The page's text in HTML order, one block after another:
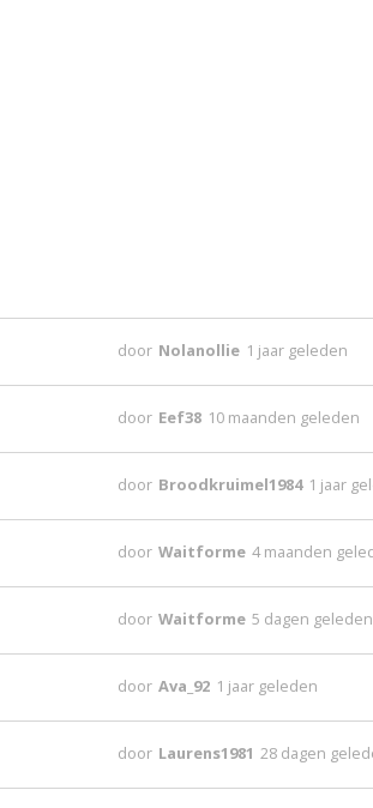
door Nolanollie 1 jaar geleden
door Eef38 10 maanden geleden
door Broodkruimel1984 1 jaar
door Waitforme 4 maanden
door Waitforme 5 dagen geleden
door Ava_92 1 jaar geleden
door Laurens1981 28 dagen